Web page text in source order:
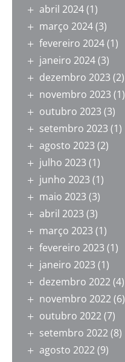
abril 2024(1)
março 2024(3)
fevereiro 2024(1)
janeiro 2024(3)
dezembro 2023 (2)
novembro 2023 (1)
outubro 2023 (3)
setembro 2023 (1)
agosto 2023 (2)
julho 2023 (1)
junho 2023 (1)
maio 2023 (3)
abril 2023 (3)
março 2023 (1)
fevereiro 2023 (1)
janeiro 2023 (1)
dezembro 2022(4)
novembro 2022(6)
outubro 2022(7)
setembro 2022(8)
agosto 2022(9)